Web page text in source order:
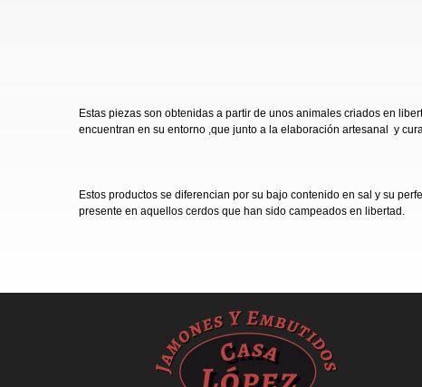
Estas piezas son obtenidas a partir de unos animales criados en
encuentran en su entorno ,que junto a la elaboración artesanal y
Estos productos se diferencian por su bajo contenido en sal y su
presente en aquellos cerdos que han sido campeados en libertad.